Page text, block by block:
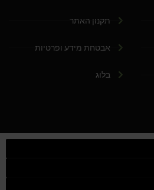
תקנון האתר
אבטחת מידע ופרטיות
בלוג